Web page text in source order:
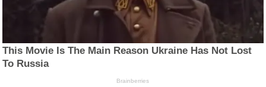
This Movie Is The Main Reason Ukraine Has Not Lost
To Russia
Brainberries